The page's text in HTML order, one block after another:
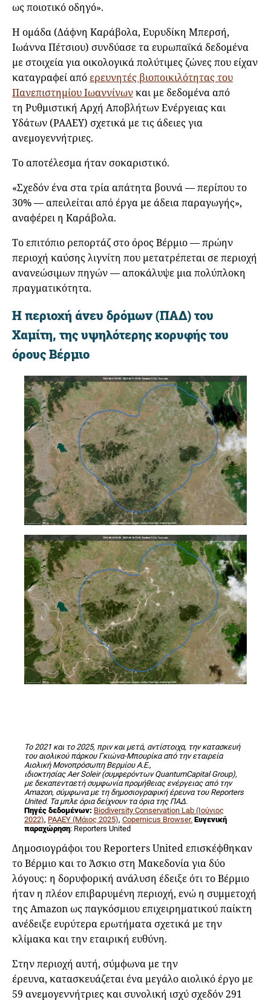
ως ποιοτικό οδηγό».
Η ομάδα (Δάφνη Καράβολα, Ευρυδίκη Μπερσή,
Ιωάννα Πέτσιου) συνδύασε τα ευρωπαϊκά δεδομένα
με στοιχεία για οικολογικά πολύτιμες ζώνες που είχαν
καταγραφεί από ερευνητές βιοποικιλότητας του
Πανεπιστημίου Ιωαννίνωνκαι με δεδομένα από
τη Ρυθμιστική Αρχή Αποβλήτων Ενέργειας και
Υδάτων (ΡΑΑΕΥ) σχετικά με τις άδειες για
ανεμογεννήτριες.
Το αποτέλεσμα ήταν σοκαριστικό.
«Σχεδόν ένα στα τρία απάτητα βουνά — περίπου το
30% — απειλείται από έργα με άδεια παραγωγής»,
αναφέρει η Καράβολα.
Το επιτόπιο ρεπορτάζ στο όρος Βέρμιο — πρώην
περιοχή καύσης λιγνίτη που μετατρέπεται σε περιοχή
ανανεώσιμων πηγών — αποκάλυψε μια πολύπλοκη
πραγματικότητα.
Η περιοχή άνευ δρόμων (ΠΑΔ) του
Χαμίτη, της υψηλότερης κορυφής του
όρους Βέρμιo
Το 2021 και το 2025, πριν και μετά, αντίστοιχα, την κατασκευή
του αιολικού πάρκου Γκιώνα-Μπουρίκα από την εταιρεία
Αιολική Μονοπρόσωπη Βερμίου Α.Ε.,
ιδιοκτησίας Aer Soleir (συμφερόντων QuantumCapital Group),
με δεκαπενταετή συμφωνία προμήθειας ενέργειας από την
Amazon, σύμφωνα με τη δημοσιογραφική έρευνα του Reporters
United. Τα μπλε όρια δείχνουν τα όρια της ΠΑΔ.
Πηγές δεδομένων: Biodiversity Conservation Lab (Ιούνιος
2022), ΡΑΑΕΥ (Μάιος 2025), Copernicus Browser. Ευγενική
παραχώρηση: Reporters United
Δημοσιογράφοι του Reporters United επισκέφθηκαν
το Βέρμιο και το Άσκιο στη Μακεδονία για δύο
λόγους: η δορυφορική ανάλυση έδειξε ότι το Βέρμιο
ήταν η πλέον επιβαρυμένη περιοχή, ενώ η συμμετοχή
της Amazon ως παγκόσμιου επιχειρηματικού παίκτη
ανέδειξε ευρύτερα ερωτήματα σχετικά με την
κλίμακα και την εταιρική ευθύνη.
Στην περιοχή αυτή, σύμφωνα με την
έρευνα, κατασκευάζεται ένα μεγάλο αιολικό έργο με
59 ανεμογεννήτριες και συνολική ισχύ σχεδόν 291